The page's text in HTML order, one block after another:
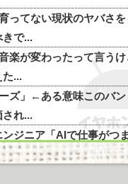
びは“ここ”を見るだ
まいよな
のに独身のやつｗ
相互RSS
ってない現状のヤバさを
きで...
楽が変わったって言う
た...
ズ」←ある意味このバン
され...
ンジニア「AIで仕事がつ